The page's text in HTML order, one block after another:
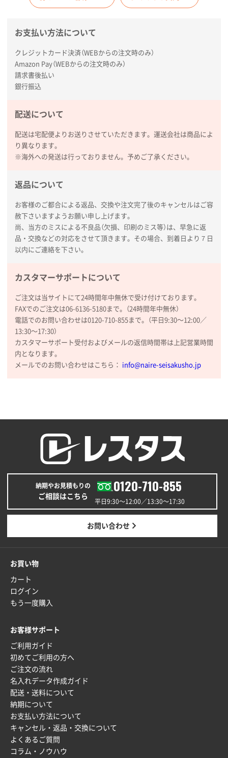
お支払い方法について
クレジットカード決済（WEBからの注文時のみ）
Amazon Pay（WEBからの注文時のみ）
請求書後払い
銀行振込
配送について
配送は宅配便よりお送りさせていただきます。運送会社は商品によ
り異なります。
※海外への発送は行っておりません。予めご了承ください。
返品について
お客様のご都合による返品、交換や注文完了後のキャンセルはご容
赦下さいますようお願い申し上げます。
尚、当方のミスによる不良品（欠損、印刷のミス等）は、早急に返
品・交換などの対応をさせて頂きます。その場合、到着日より７日
以内にご連絡を下さい。
カスタマーサポートについて
ご注文は当サイトにて24時間年中無休で受け付けております。
FAXでのご注文は06-6136-5180まで。（24時間年中無休）
電話でのお問い合わせは0120-710-855まで。（平日9:30〜12:00／
13:30〜17:30）
カスタマーサポート受付およびメールの返信時間帯は上記営業時間
内となります。
メールでのお問い合わせはこちら： info@naire-seisakusho.jp
納期やお見積もりの
ご相談はこちら
0120-710-855
平日9:30〜12:00／13:30〜17:30
お問い合わせ
お買い物
カート
ログイン
もう一度購入
お客様サポート
ご利用ガイド
初めてご利用の方へ
ご注文の流れ
名入れデータ作成ガイド
配送・送料について
納期について
お支払い方法について
キャンセル・返品・交換について
よくあるご質問
コラム・ノウハウ